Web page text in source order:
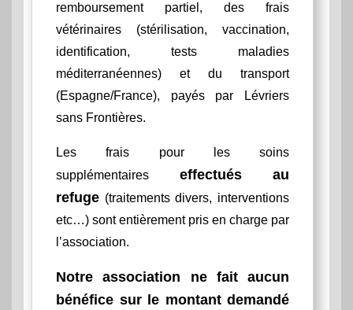
remboursement partiel, des frais
vétérinaires (stérilisation, vaccination,
identification, tests maladies
méditerranéennes) et du transport
(Espagne/France), payés par Lévriers
sans Frontières.
Les frais pour les soins
supplémentaires effectués au
refuge (traitements divers, interventions
etc…) sont entièrement pris en charge par
l’association.
Notre association ne fait aucun
bénéfice sur le montant demandé